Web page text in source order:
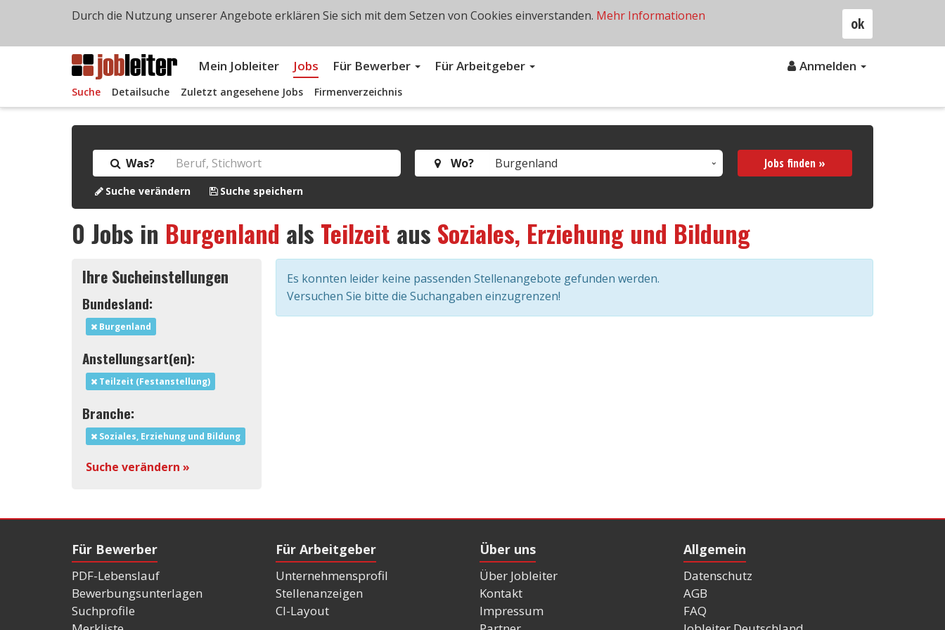
Mein Jobleiter Jobs Für Bewerber Für Arbeitgeber Anmelden
Suche Detailsuche Zuletzt angesehene Jobs Firmenverzeichnis
Was? Wo? Jobs finden »
Suche verändern Suche speichern
0 Jobs in Burgenland als Teilzeit aus Soziales, Erziehung und Bildung
Ihre Sucheinstellungen
Bundesland:
Burgenland
Anstellungsart(en):
Teilzeit (Festanstellung)
Branche:
Soziales, Erziehung und Bildung
Suche verändern »
Es konnten leider keine passenden Stellenangebote gefunden werden.
Versuchen Sie bitte die Suchangaben einzugrenzen!
Für Bewerber
PDF-Lebenslauf
Bewerbungsunterlagen
Suchprofile
Für Arbeitgeber
Unternehmensprofil
Stellenanzeigen
CI-Layout
Über uns
Über Jobleiter
Kontakt
Impressum
Allgemein
Datenschutz
AGB
FAQ
ok
Durch die Nutzung unserer Angebote erklären Sie sich mit dem Setzen von Cookies einverstanden. Mehr Informationen